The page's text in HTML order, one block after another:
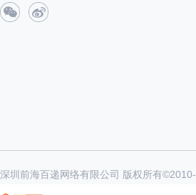
深圳前海百递网络有限公司 版权所有©2010-